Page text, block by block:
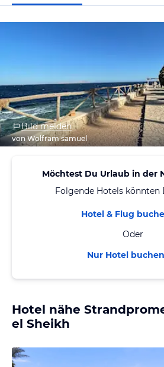
Bild melden
von Wolfram samuel
Möchtest Du Urlaub in der
Folgende Hotels könnten
Hotel & Flug
Oder
Nur Hotel buchen
Hotel nähe
el Sheikh